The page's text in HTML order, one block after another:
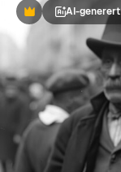
PremiumAI-generert